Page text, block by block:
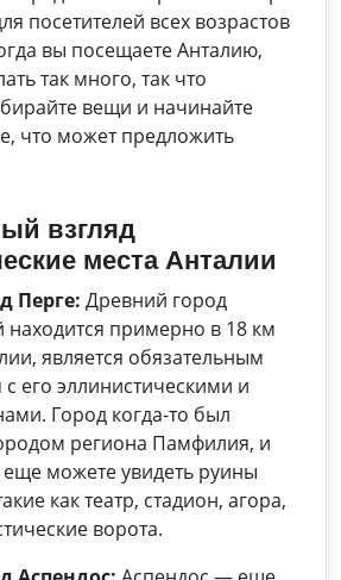
посетителей всех возрастов
вы посещаете Анталию,
так много, так что
вещи и начинайте
что может предложить
взгляд
места Анталии
Перге: Древний город
находится примерно в 18 км
является обязательным
его эллинистическими и
Город когда-то был
региона Памфилия, и
еще можете увидеть руины
как театр, стадион, агора,
ворота.